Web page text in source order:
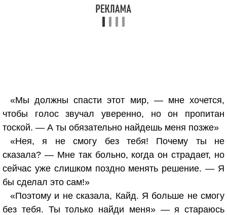
«Мы должны спасти этот мир, — мне хочется,
чтобы голос звучал уверенно, но он пропитан
тоской. — А ты обязательно найдешь меня позже»
«Нея, я не смогу без тебя! Почему ты не
сказала? — Мне так больно, когда он страдает, но
сейчас уже слишком поздно менять решение. — Я
бы сделал это сам!»
«Поэтому и не сказала, Кайд. Я больше не смогу
без тебя. Ты только найди меня» — я стараюсь